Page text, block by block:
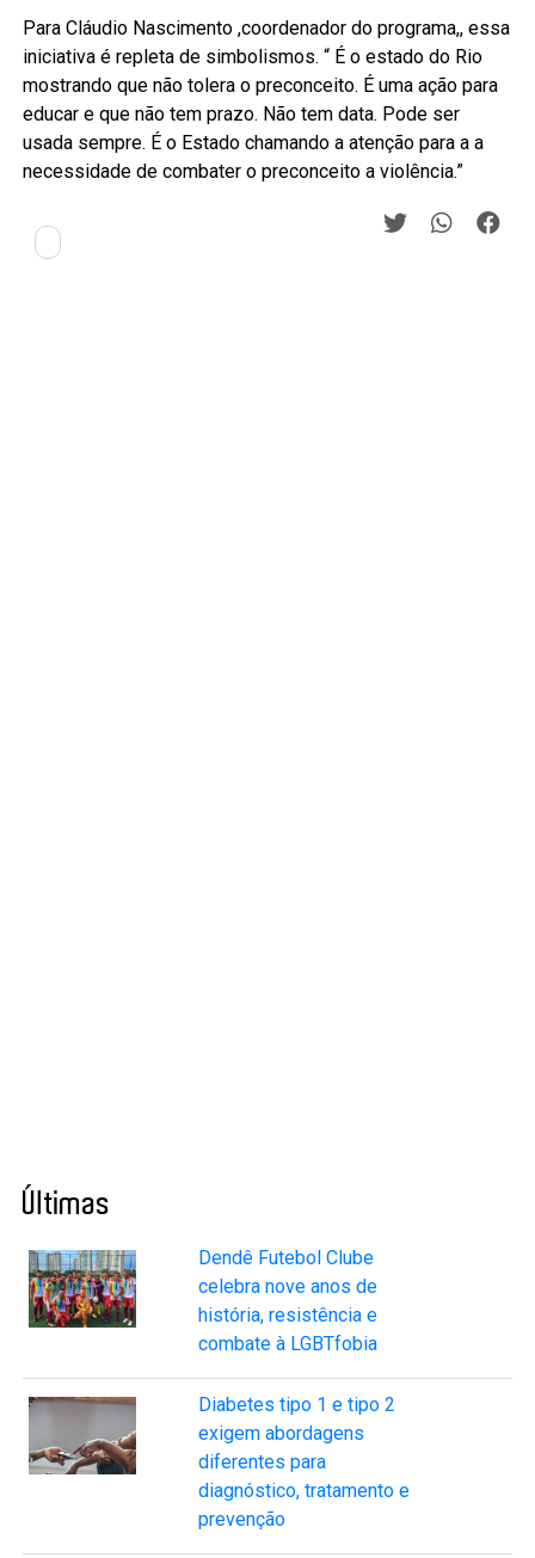
Para Cláudio Nascimento ,coordenador do programa,, essa
iniciativa é repleta de simbolismos. “ É o estado do Rio
mostrando que não tolera o preconceito. É uma ação para
educar e que não tem prazo. Não tem data. Pode ser
usada sempre. É o Estado chamando a atenção para a a
necessidade de combater o preconceito a violência.”
Últimas
Dendê Futebol Clube
celebra nove anos de
história, resistência e
combate à LGBTfobia
Diabetes tipo 1 e tipo 2
exigem abordagens
diferentes para
diagnóstico, tratamento e
prevenção